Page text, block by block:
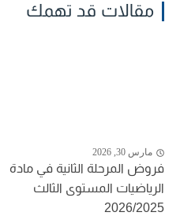
مقالات قد تهمك
مارس 30, 2026
فروض المرحلة الثانية في مادة
الرياضيات المستوى الثالث
2026/2025